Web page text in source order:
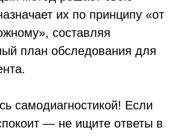
их по принципу «от
составляя
план обследования для
самодиагностикой! Если
— не ищите ответы в